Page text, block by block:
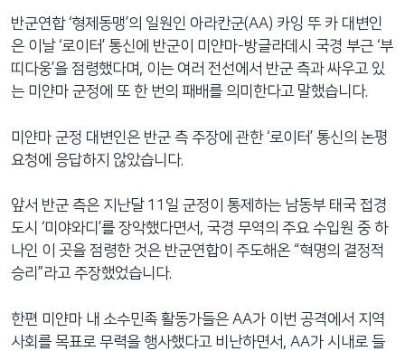
으
로
이
등
반군연합 ‘형제동맹’의 일원인 아라칸군(AA) 카잉 뚜 카 대변인
은 이날 ‘로이터’ 통신에 반군이 미얀마-방글라데시 국경 부근 ‘부
띠다웅’을 점령했다며, 이는 여러 전선에서 반군 측과 싸우고 있
는 미얀마 군정에 또 한 번의 패배를 의미한다고 말했습니다.
미얀마 군정 대변인은 반군 측 주장에 관한 ‘로이터’ 통신의 논평
요청에 응답하지 않았습니다.
앞서 반군 측은 지난달 11일 군정이 통제하는 남동부 태국 접경
도시 ‘미야와디’를 장악했다면서, 국경 무역의 주요 수입원 중 하
나인 이 곳을 점령한 것은 반군연합이 주도해온 “혁명의 결정적
승리”라고 주장했었습니다.
한편 미얀마 내 소수민족 활동가들은 AA가 이번 공격에서 지역
사회를 목표로 무력을 행사했다고 비난하면서, AA가 시내로 들